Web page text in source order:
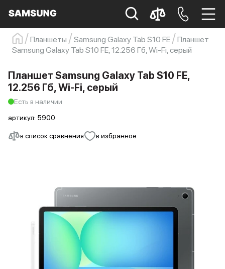
Samsung Смартфон s23
s23 ultra
Планшеты Samsung Galaxy Tab S10 FE
Планшет
Samsung Galaxy Tab S10 FE, 12.256 Гб, Wi-Fi, серый
в список сравнения в избранное
Планшет Samsung Galaxy Tab S10 FE,
12.256 Гб, Wi-Fi, серый
Есть в наличии
артикул: 5900